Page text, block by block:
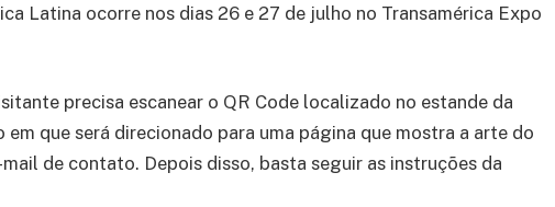
Latina ocorre nos dias 26 e 27 de julho no Transamérica Expo
precisa escanear o QR Code localizado no estande da
que será direcionado para uma página que mostra a arte do
de contato. Depois disso, basta seguir as instruções da